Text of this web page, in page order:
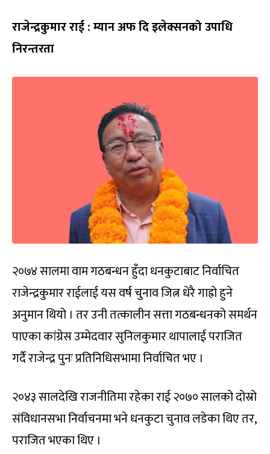
राजेन्द्रकुमार राई : म्यान अफ दि इलेक्सनको उपाधि
निरन्तरता
२०७४ सालमा वाम गठबन्धन हुँदा धनकुटाबाट निर्वाचित
राजेन्द्रकुमार राईलाई यस वर्ष चुनाव जित्न धेरै गाह्रो हुने
अनुमान थियो । तर उनी तत्कालीन सत्ता गठबन्धनको समर्थन
पाएका कांग्रेस उम्मेदवार सुनिलकुमार थापालाई पराजित
गर्दै राजेन्द्र पुनः प्रतिनिधिसभामा निर्वाचित भए ।
२०४३ सालदेखि राजनीतिमा रहेका राई २०७० सालको दोस्रो
संविधानसभा निर्वाचनमा भने धनकुटा चुनाव लडेका थिए तर,
पराजित भएका थिए ।